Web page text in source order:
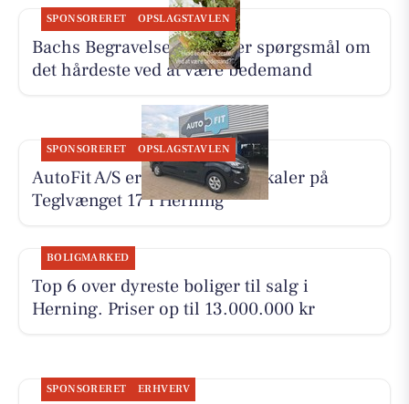
SPONSORERET OPSLAGSTAVLEN
Bachs Begravelser besvarer spørgsmål om
det hårdeste ved at være bedemand
SPONSORERET OPSLAGSTAVLEN
AutoFit A/S er flyttet til nye lokaler på
Teglvænget 17 i Herning
BOLIGMARKED
Top 6 over dyreste boliger til salg i
Herning. Priser op til 13.000.000 kr
SPONSORERET ERHVERV